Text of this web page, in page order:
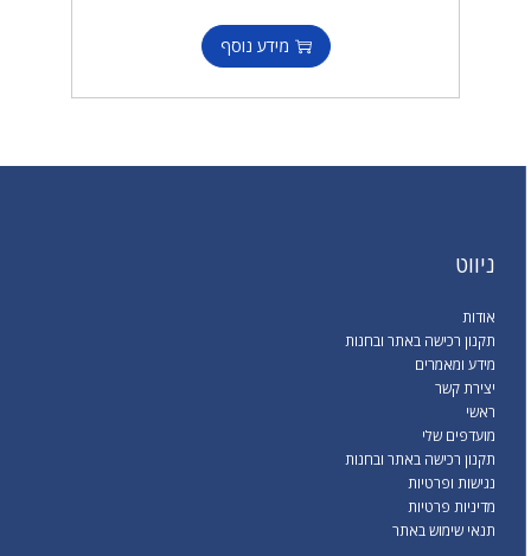
מידע נוסף
ניווט
אודות
תקנון רכישה באתר ובחנות
מידע ומאמרים
יצירת קשר
ראשי
מועדפים שלי
תקנון רכישה באתר ובחנות
נגישות ופרטיות
מדיניות פרטיות
תנאי שימוש באתר